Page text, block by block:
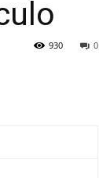
0
930